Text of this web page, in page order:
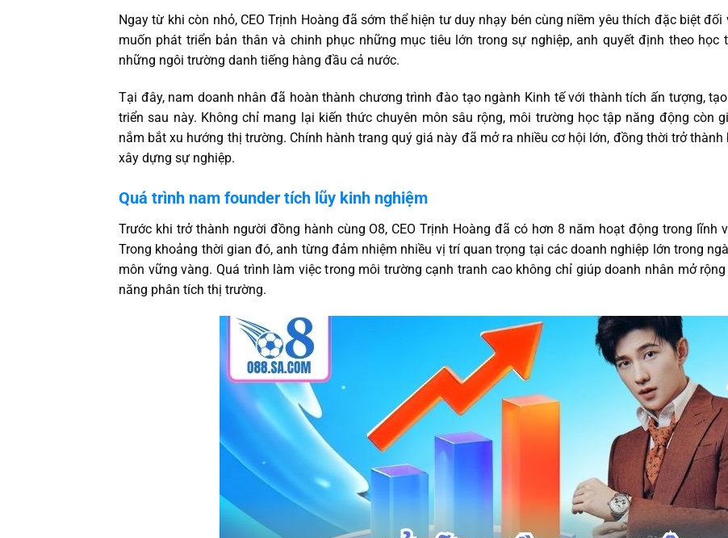
Ngay từ khi còn nhỏ, CEO Trịnh Hoàng đã sớm thể hiện tư duy nhạy bén cùng niềm yêu thích đặc biệt
muốn phát triển bản thân và chinh phục những mục tiêu lớn trong sự nghiệp, anh quyết định theo
những ngôi trường danh tiếng hàng đầu cả nước.
Tại đây, nam doanh nhân đã hoàn thành chương trình đào tạo ngành Kinh tế với thành tích ấn tượng,
triển sau này. Không chỉ mang lại kiến thức chuyên môn sâu rộng, môi trường học tập năng động còn
nắm bắt xu hướng thị trường. Chính hành trang quý giá này đã mở ra nhiều cơ hội lớn, đồng thời trở
xây dựng sự nghiệp.
Quá trình nam founder tích lũy kinh nghiệm
Trước khi trở thành người đồng hành cùng O8, CEO Trịnh Hoàng đã có hơn 8 năm hoạt động trong
Trong khoảng thời gian đó, anh từng đảm nhiệm nhiều vị trí quan trọng tại các doanh nghiệp lớn trong
môn vững vàng. Quá trình làm việc trong môi trường cạnh tranh cao không chỉ giúp doanh nhân mở
năng phân tích thị trường.